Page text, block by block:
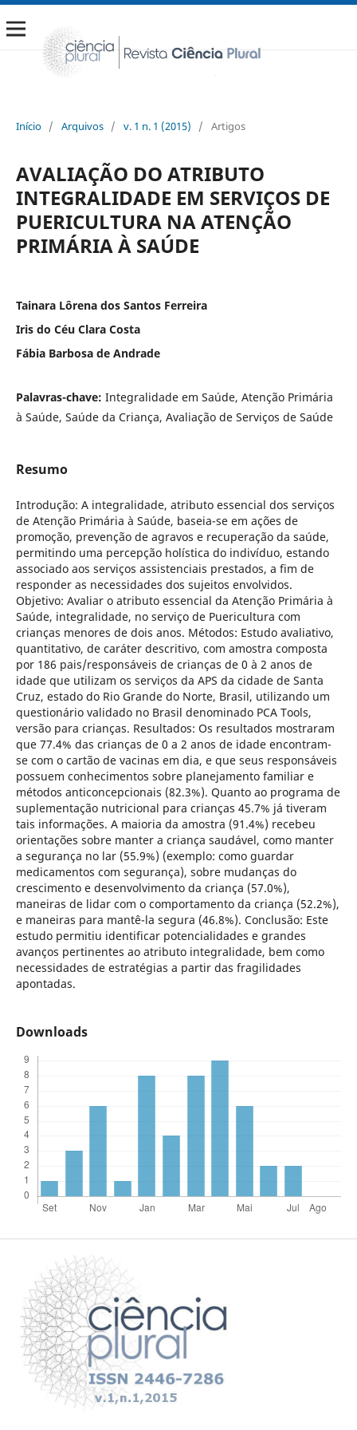
Início / Arquivos / v. 1 n. 1 (2015) / Artigos
AVALIAÇÃO DO ATRIBUTO
INTEGRALIDADE EM SERVIÇOS DE
PUERICULTURA NA ATENÇÃO
PRIMÁRIA À SAÚDE
Tainara Lôrena dos Santos Ferreira
Iris do Céu Clara Costa
Fábia Barbosa de Andrade
Palavras-chave: Integralidade em Saúde, Atenção Primária
à Saúde, Saúde da Criança, Avaliação de Serviços de Saúde
Resumo
Introdução: A integralidade, atributo essencial dos serviços
de Atenção Primária à Saúde, baseia-se em ações de
promoção, prevenção de agravos e recuperação da saúde,
permitindo uma percepção holística do indivíduo, estando
associado aos serviços assistenciais prestados, a fim de
responder as necessidades dos sujeitos envolvidos.
Objetivo: Avaliar o atributo essencial da Atenção Primária à
Saúde, integralidade, no serviço de Puericultura com
crianças menores de dois anos. Métodos: Estudo avaliativo,
quantitativo, de caráter descritivo, com amostra composta
por 186 pais/responsáveis de crianças de 0 à 2 anos de
idade que utilizam os serviços da APS da cidade de Santa
Cruz, estado do Rio Grande do Norte, Brasil, utilizando um
questionário validado no Brasil denominado PCA Tools,
versão para crianças. Resultados: Os resultados mostraram
que 77.4% das crianças de 0 a 2 anos de idade encontram-
se com o cartão de vacinas em dia, e que seus responsáveis
possuem conhecimentos sobre planejamento familiar e
métodos anticoncepcionais (82.3%). Quanto ao programa de
suplementação nutricional para crianças 45.7% já tiveram
tais informações. A maioria da amostra (91.4%) recebeu
orientações sobre manter a criança saudável, como manter
a segurança no lar (55.9%) (exemplo: como guardar
medicamentos com segurança), sobre mudanças do
crescimento e desenvolvimento da criança (57.0%),
maneiras de lidar com o comportamento da criança (52.2%),
e maneiras para mantê-la segura (46.8%). Conclusão: Este
estudo permitiu identificar potencialidades e grandes
avanços pertinentes ao atributo integralidade, bem como
necessidades de estratégias a partir das fragilidades
apontadas.
Downloads